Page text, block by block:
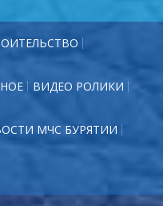
ВИДЕО РОЛИКИ
МЧС БУРЯТИИ